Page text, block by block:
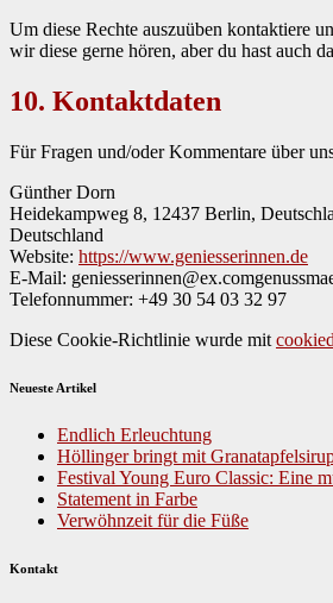
Um diese Rechte auszuüben kon­tak­tiere
wir diese gerne hören, aber du hast auch
10. Kontaktdaten
Für Fra­gen und/oder Kom­mentare über
Gün­ther Dorn
Hei­dekam­p­weg 8, 12437 Berlin,
Deutsch­land
Web­site: https://www.geniesserinnen.de
E‑Mail: geniesserinnen@ex.com
Tele­fon­num­mer: +49 30 54 03 32 97
Diese Cook­ie-Richtlin­ie wurde mit
Neueste Artikel
Endlich Erleuchtung
Höllinger bringt mit
Festival Young Euro Classic: Eine
Statement in Farbe
Verwöhnzeit für die Füße
Kontakt